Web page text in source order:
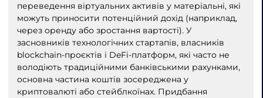
переведення віртуальних активів у матеріальні, які
можуть приносити потенційний дохід (наприклад,
через оренду або зростання вартості). У
засновників технологічних стартапів, власників
blockchain-проєктів і DeFi-платформ, які часто не
володіють традиційними банківськими рахунками,
основна частина коштів зосереджена у
криптовалюті або стейблкоїнах. Придбання